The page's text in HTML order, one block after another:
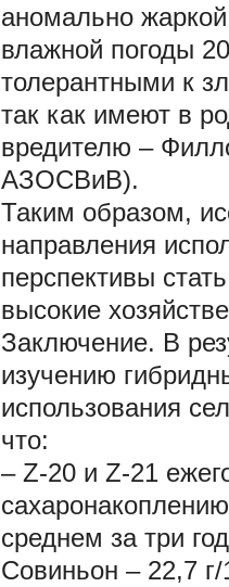
аномально
влажной погоды
толерантными к
так как имеют в
вредителю –
АЗОСВиВ).
Таким образом,
направления
перспективы
высокие
Заключение. В
изучению
использования
что:
– Z-20 и Z-21
среднем за три
Совиньон – 22,7